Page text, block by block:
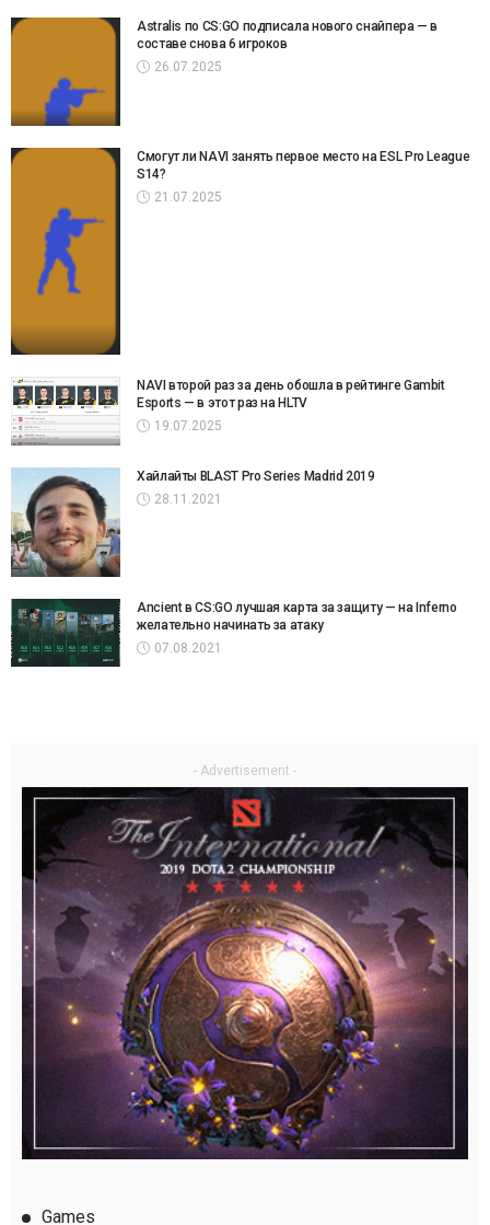
Astralis по CS:GO подписала нового снайпера — в
составе снова 6 игроков
26.07.2025
Смогут ли NAVI занять первое место на ESL Pro League
S14?
21.07.2025
NAVI второй раз за день обошла в рейтинге Gambit
Esports — в этот раз на HLTV
19.07.2025
Хайлайты BLAST Pro Series Madrid 2019
28.11.2021
Ancient в CS:GO лучшая карта за защиту — на Inferno
желательно начинать за атаку
07.08.2021
- Advertisement -
Games